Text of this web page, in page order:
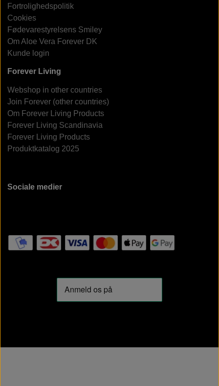
Fortrolighedspolitik
Cookies
Fødevarestyrelsens Smiley
Om Aloe Vera Forever DK
Kunde login
Forever Living
Webshop in other countries
Join Forever (other countries)
Om Forever Living Products
Forever Living Scandinavia
Forever Living Products
Produktkatalog 2025
Sociale medier